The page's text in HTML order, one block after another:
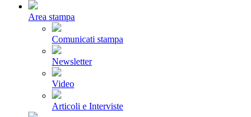
Area stampa
Comunicati stampa
Newsletter
Video
Articoli e Interviste